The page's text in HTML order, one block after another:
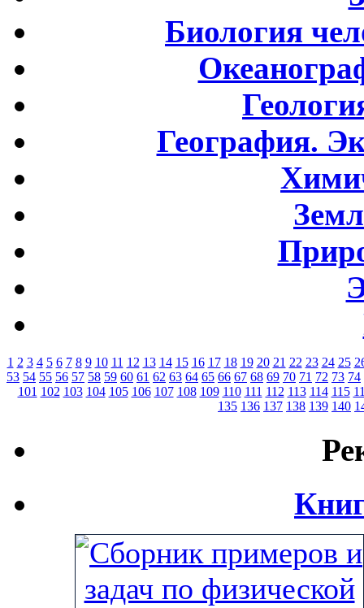
Биология
География.
1 2 3 4 5 6 7 8 9 10 11 12 13 14 15 16 17 18 19 20 21 22 23 24 25
53 54 55 56 57 58 59 60 61 62 63 64 65 66 67 68 69 70 71 72 73 74
101 102 103 104 105 106 107 108 109 110 111 112 113 114 115
135 136 137 138 139 140